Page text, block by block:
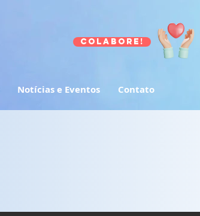
Notícias e Eventos Contato
Colabore!